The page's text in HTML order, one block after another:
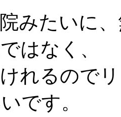
みたいに
はなく、
れるので
です。